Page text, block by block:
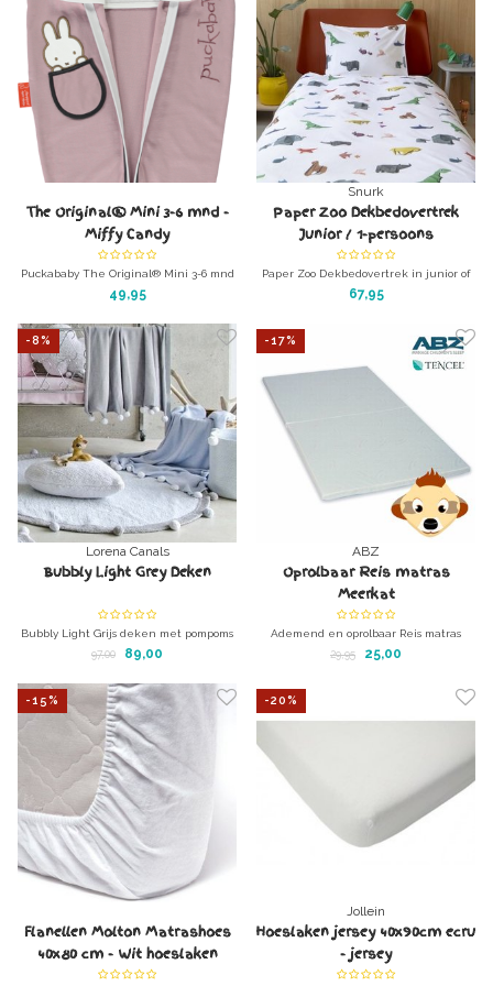
The Original® Mini 3-6 mnd -
Miffy Candy
Puckababy The Original® Mini 3-6 mnd
- Miffy Candy - Nijntje-serie voor baby's
49,95
Snurk
Paper Zoo Dekbedovertrek
Junior / 1-persoons
Paper Zoo Dekbedovertrek in junior of
1-persoons maat
67,95
-8%
Lorena Canals
Bubbly Light Grey Deken
Bubbly Light Grijs deken met pompoms
Uniek bij kleed bubbly
97,00 89,00
-17%
ABZ
Oprolbaar Reis matras
Meerkat
Ademend en oprolbaar Reis matras
Meerkat rolmatras voor
29,95 25,00
-15%
Flanellen Molton Matrashoes
40x80 cm - Wit hoeslaken
-20%
Jollein
Hoeslaken jersey 40x90cm ecru
- jersey